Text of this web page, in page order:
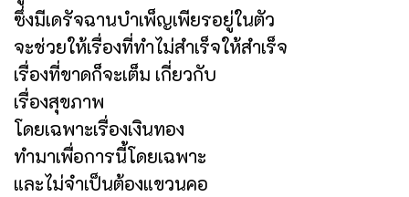
ซึ่งมีเดรัจฉานบำเพ็ญเพียรอยู่ในตัว
จะช่วยให้เรื่องที่ทำไม่สำเร็จให้สำเร็จ
เรื่องที่ขาดก็จะเต็ม เกี่ยวกับ
เรื่องสุขภาพ
โดยเฉพาะเรื่องเงินทอง
ทำมาเพื่อการนี้โดยเฉพาะ
และไม่จำเป็นต้องแขวนคอ